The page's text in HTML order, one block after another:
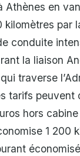
Athènes en
kilomètres par
conduite
la liaison
traverse
tarifs peuvent
hors
1 200